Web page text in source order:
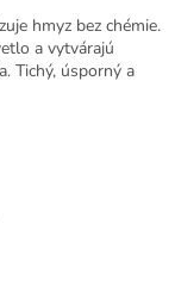
hmyz bez chémie.
a vytvárajú
Tichý, úsporný a